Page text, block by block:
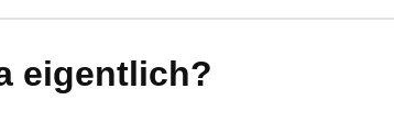
eigentlich?